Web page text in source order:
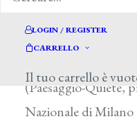
LOGIN / REGISTER
CARRELLO
Il tuo carrello è
dedicò all’arte
(Paesaggio-Quiete,
Nazionale di